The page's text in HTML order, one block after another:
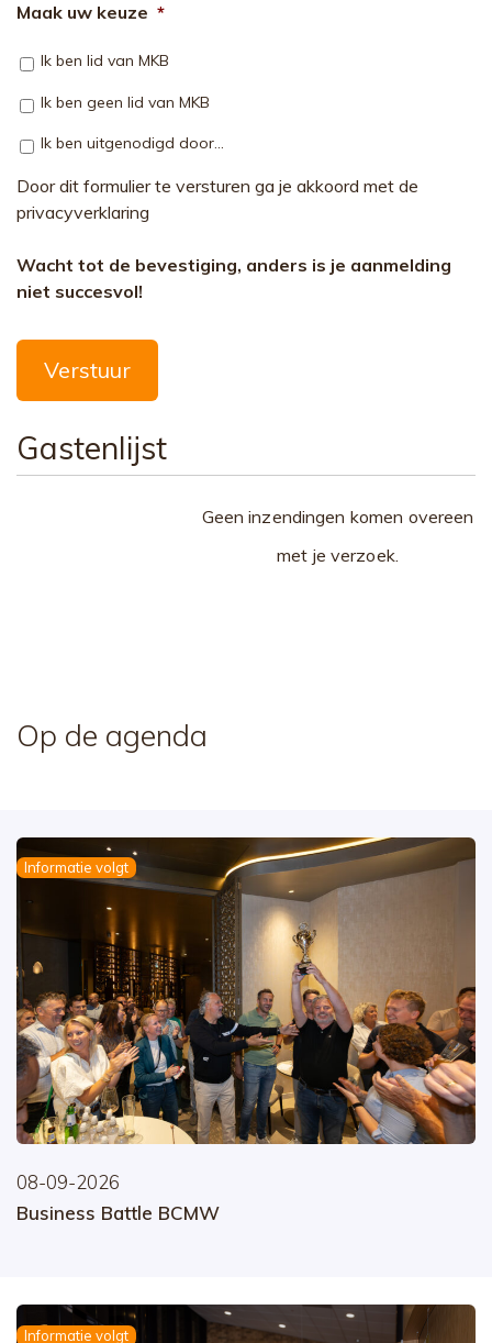
Maak uw keuze *
Ik ben lid van MKB
Ik ben geen lid van MKB
Ik ben uitgenodigd door...
Door dit formulier te versturen ga je akkoord met de
privacyverklaring
Wacht tot de bevestiging, anders is je aanmelding
niet succesvol!
Verstuur
Gastenlijst
Geen inzendingen komen overeen
met je verzoek.
Op de agenda
Informatie volgt
08-09-2026
Business Battle BCMW
Informatie volgt